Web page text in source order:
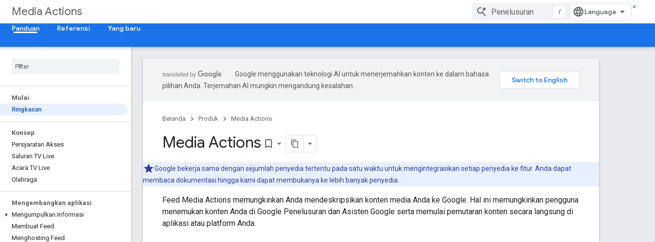
Media Actions
/
Panduan
Referensi Yang baru
Mulai
Ringkasan
Konsep
Persyaratan Akses
Saluran TV Live
Acara TV Live
Olahraga
Mengembangkan aplikasi
Mengumpulkan Informasi
Membuat Feed
Menghosting Feed
Google menggunakan teknologi AI untuk menerjemahkan konten ke dalam bahasa
pilihan Anda. Terjemahan AI mungkin mengandung kesalahan.
Beranda Produk Media Actions
Media Actions bookmark_border
Google bekerja sama dengan sejumlah penyedia tertentu pada satu waktu untuk mengintegrasikan setiap penyedia ke fitur. Anda dapat
membaca dokumentasi hingga kami dapat membukanya ke lebih banyak penyedia.
Feed Media Actions memungkinkan Anda mendeskripsikan konten media Anda ke Google. Hal ini memungkinkan pengguna
menemukan konten Anda di Google Penelusuran dan Asisten Google serta memulai pemutaran konten secara langsung di
aplikasi atau platform Anda.